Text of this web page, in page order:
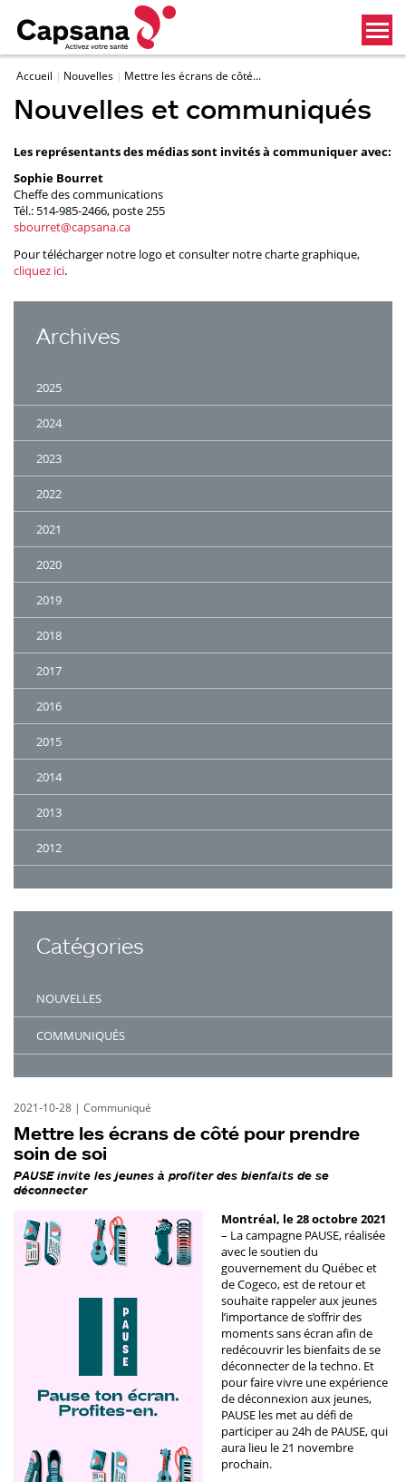
Accueil Nouvelles Mettre les écrans de côté...
Nouvelles et communiqués
Les représentants des médias sont invités à communiquer avec:
Sophie Bourret
Cheffe des communications
Tél.: 514-985-2466, poste 255
sbourret@capsana.ca
Pour télécharger notre logo et consulter notre charte graphique,
cliquez ici.
Archives
2025
2024
2023
2022
2021
2020
2019
2018
2017
2016
2015
2014
2013
2012
Catégories
NOUVELLES
COMMUNIQUÉS
2021-10-28 | Communiqué
Mettre les écrans de côté pour prendre
soin de soi
PAUSE invite les jeunes à profiter des bienfaits de se
déconnecter
Montréal, le 28 octobre 2021
– La campagne PAUSE, réalisée
avec le soutien du
gouvernement du Québec et
de Cogeco, est de retour et
souhaite rappeler aux jeunes
l’importance de s’offrir des
moments sans écran afin de
redécouvrir les bienfaits de se
déconnecter de la techno. Et
pour faire vivre une expérience
de déconnexion aux jeunes,
PAUSE les met au défi de
participer au 24h de PAUSE, qui
aura lieu le 21 novembre
prochain.